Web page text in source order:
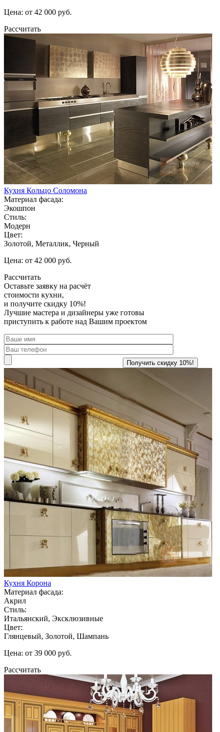
Цена: от 42 000 руб.
Рассчитать
Кухня Кольцо Соломона
Материал фасада:
Экошпон
Стиль:
Модерн
Цвет:
Золотой, Металлик, Черный
Цена: от 42 000 руб.
Рассчитать
Оставьте заявку на расчёт
стоимости кухни,
и получите скидку 10%!
Лучшие мастера и дизайнеры уже готовы
приступить к работе над Вашим проектом
Кухня Корона
Материал фасада:
Акрил
Стиль:
Итальянский, Эксклюзивные
Цвет:
Глянцевый, Золотой, Шампань
Цена: от 39 000 руб.
Рассчитать